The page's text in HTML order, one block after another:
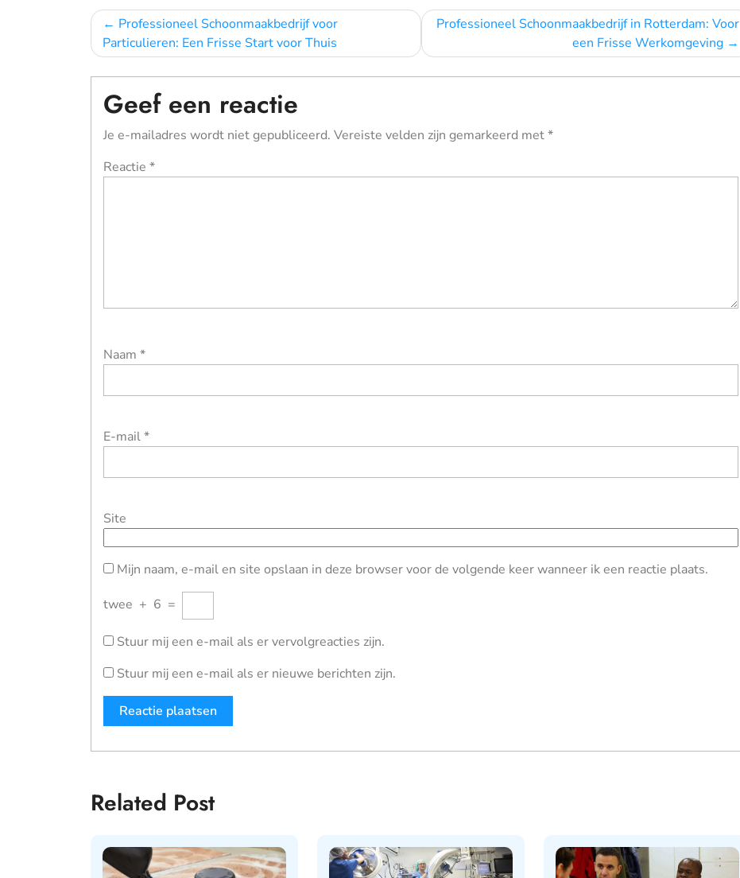
Bericht
navigatie
Professioneel Schoonmaakbedrijf voor
Particulieren: Een Frisse Start voor Thuis
Professioneel Schoonmaakbedrijf in Rotterdam: Voor
een Frisse Werkomgeving
Geef een reactie
Je e-mailadres wordt niet gepubliceerd. Vereiste velden zijn gemarkeerd met*
Reactie *
Naam *
E-mail*
Site
Mijn naam, e-mail en site opslaan in deze browser voor de volgende keer wanneer ik een reactie plaats.
twee + 6 =
Stuur mij een e-mail als er vervolgreacties zijn.
Stuur mij een e-mail als er nieuwe berichten zijn.
Related Post